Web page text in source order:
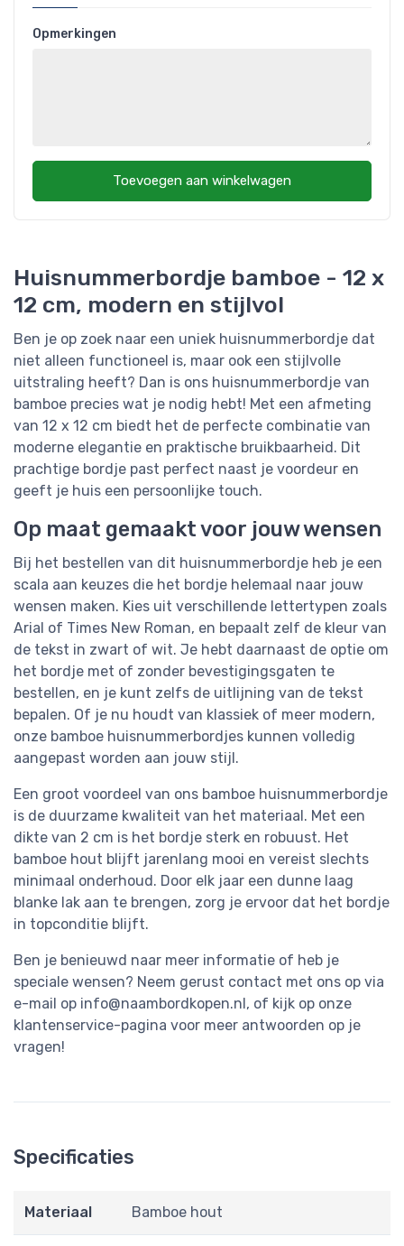
Huisnummerbordje bamboe - 12 x
12 cm, modern en stijlvol
Ben je op zoek naar een uniek huisnummerbordje dat
niet alleen functioneel is, maar ook een stijlvolle
uitstraling heeft? Dan is ons huisnummerbordje van
bamboe precies wat je nodig hebt! Met een afmeting
van 12 x 12 cm biedt het de perfecte combinatie van
moderne elegantie en praktische bruikbaarheid. Dit
prachtige bordje past perfect naast je voordeur en
geeft je huis een persoonlijke touch.
Op maat gemaakt voor jouw wensen
Bij het bestellen van dit huisnummerbordje heb je een
scala aan keuzes die het bordje helemaal naar jouw
wensen maken. Kies uit verschillende lettertypen zoals
Arial of Times New Roman, en bepaalt zelf de kleur van
de tekst in zwart of wit. Je hebt daarnaast de optie om
het bordje met of zonder bevestigingsgaten te
bestellen, en je kunt zelfs de uitlijning van de tekst
bepalen. Of je nu houdt van klassiek of meer modern,
onze bamboe huisnummerbordjes kunnen volledig
aangepast worden aan jouw stijl.
Een groot voordeel van ons bamboe huisnummerbordje
is de duurzame kwaliteit van het materiaal. Met een
dikte van 2 cm is het bordje sterk en robuust. Het
bamboe hout blijft jarenlang mooi en vereist slechts
minimaal onderhoud. Door elk jaar een dunne laag
blanke lak aan te brengen, zorg je ervoor dat het bordje
in topconditie blijft.
Ben je benieuwd naar meer informatie of heb je
speciale wensen? Neem gerust contact met ons op via
e-mail op info@naambordkopen.nl, of kijk op onze
klantenservice-pagina voor meer antwoorden op je
vragen!
Specificaties
Materiaal Bamboe hout
Opmerkingen
Toevoegen aan winkelwagen